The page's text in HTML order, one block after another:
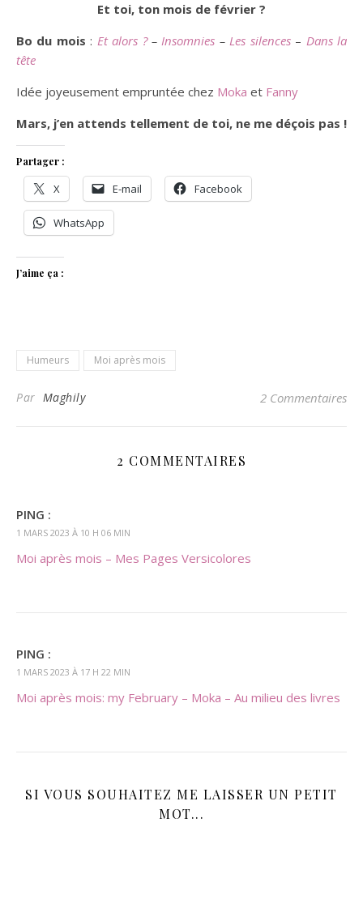
Et toi, ton mois de février ?
Bo du mois : Et alors ? –Insomnies –Les silences – Dans la
tête
Idée joyeusement empruntée chez Moka et Fanny
Mars, j’en attends tellement de toi, ne me déçois pas !
Partager :
X E-mail Facebook
WhatsApp
J’aime ça :
Humeurs Moi après mois
Par Maghily 2 Commentaires
2 COMMENTAIRES
PING :
1 MARS 2023 À 10 H 06 MIN
Moi après mois – Mes Pages Versicolores
PING :
1 MARS 2023 À 17 H 22 MIN
Moi après mois: my February – Moka – Au milieu des livres
SI VOUS SOUHAITEZ ME LAISSER UN PETIT
MOT...